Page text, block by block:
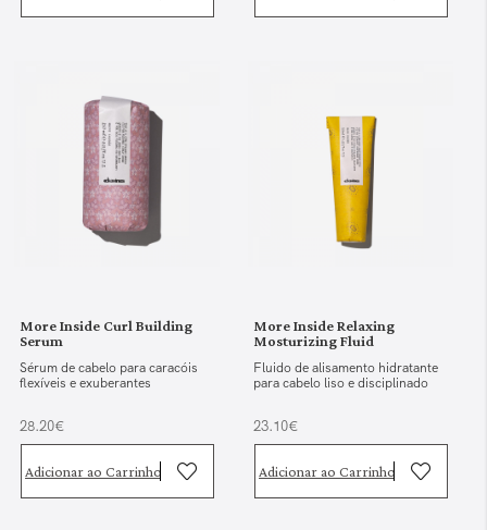
More Inside Curl Building
Serum
Sérum de cabelo para caracóis
flexíveis e exuberantes
28.20€
Adicionar ao Carrinho
More Inside Relaxing
Mosturizing Fluid
Fluido de alisamento hidratante
para cabelo liso e disciplinado
23.10€
Adicionar ao Carrinho